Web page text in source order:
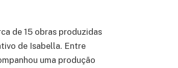
de 15 obras produzidas
de Isabella. Entre
uma produção